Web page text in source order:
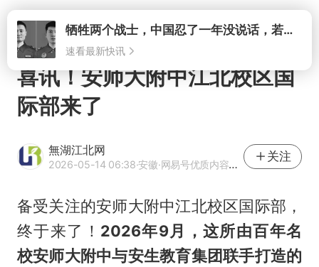
打开牺牲两个战士，中国忍了一年没说话，若菲律宾死了人，他会开战吗
速看最新快讯
喜讯！安师大附中江北校区国
际部来了
無湖江北网
2026-05-14 06:38·安徽·网易号优质内容创作者
关注
备受关注的安师大附中江北校区国际部，
终于来了！ 2026年9月，这所由百年名
校安师大附中与安生教育集团联手打造的